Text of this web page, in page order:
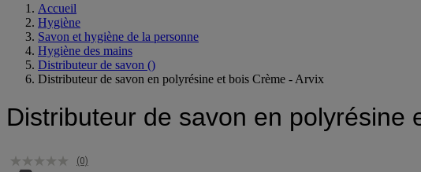
Accueil
Hygiène
Savon et hygiène de la personne
Hygiène des mains
Distributeur de savon ()
Distributeur de savon en polyrésine et bois Crème - Arvix
Distributeur de savon en polyrésine
(0)